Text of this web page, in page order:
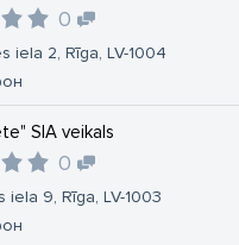
0
iela 2, Rīga, LV-1004
SIA veikals
0
iela 9, Rīga, LV-1003